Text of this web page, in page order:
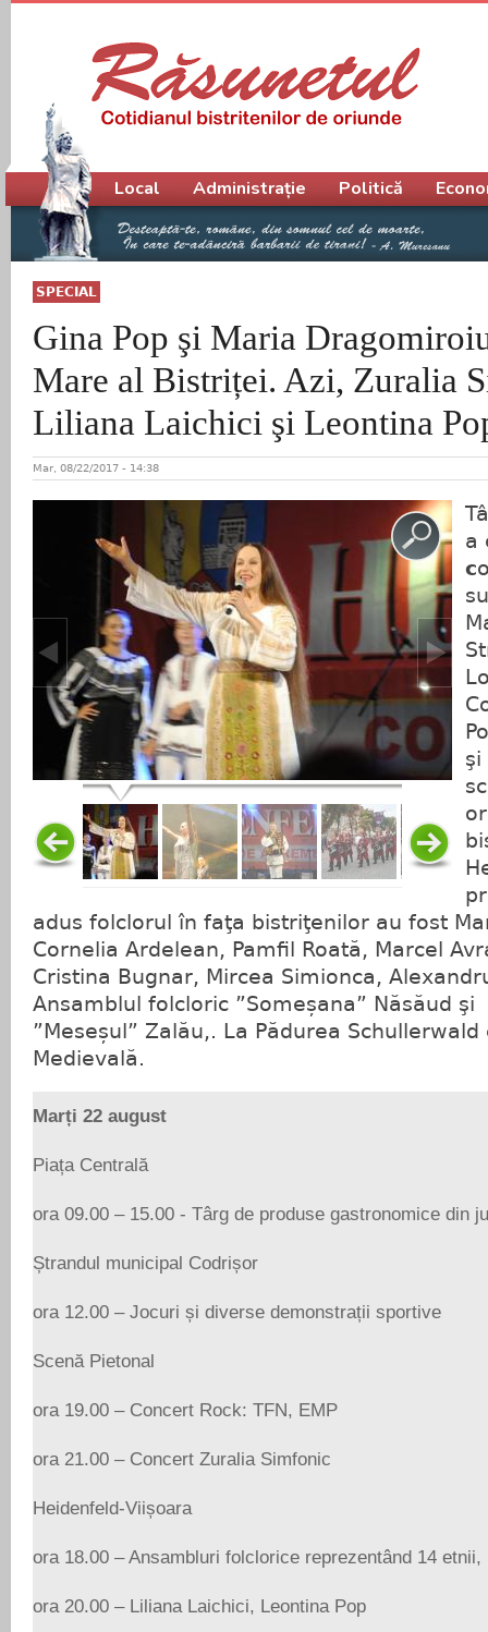
SPECIAL
Gina Pop şi Maria
Mare al Bistriței. Azi, Zuralia
Liliana Laichici şi Leontina
Mar, 08/22/2017 - 14:38
a
c
şi
adus folclorul în faţa bistriţenilor au fost
Cornelia Ardelean, Pamfil Roată, Marcel
Cristina Bugnar, Mircea Simionca,
Ansamblul folcloric ”Someșana” Năsăud şi
”Meseșul” Zalău,. La Pădurea Schullerwald
Medievală.
Marți 22 august
Piața Centrală
ora 09.00 – 15.00 - Târg de produse gastronomice din
Ștrandul municipal Codrișor
ora 12.00 – Jocuri și diverse demonstrații sportive
Scenă Pietonal
ora 19.00 – Concert Rock: TFN, EMP
ora 21.00 – Concert Zuralia Simfonic
Heidenfeld-Viișoara
ora 18.00 – Ansambluri folclorice reprezentând 14 etnii,
ora 20.00 – Liliana Laichici, Leontina Pop
Meniu principal
Local Administrație Politică